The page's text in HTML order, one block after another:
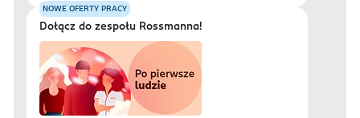
NOWE OFERTY PRACY
Dołącz do zespołu Rossmanna!